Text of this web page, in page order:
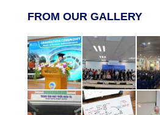
FROM OUR GALLERY